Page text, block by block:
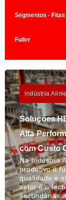
Segmentos -
Fuller
Indústria
Soluções
Alta
com Custo
Na Indústria
produtivo é
qualidade e
setor é o
secundárias,